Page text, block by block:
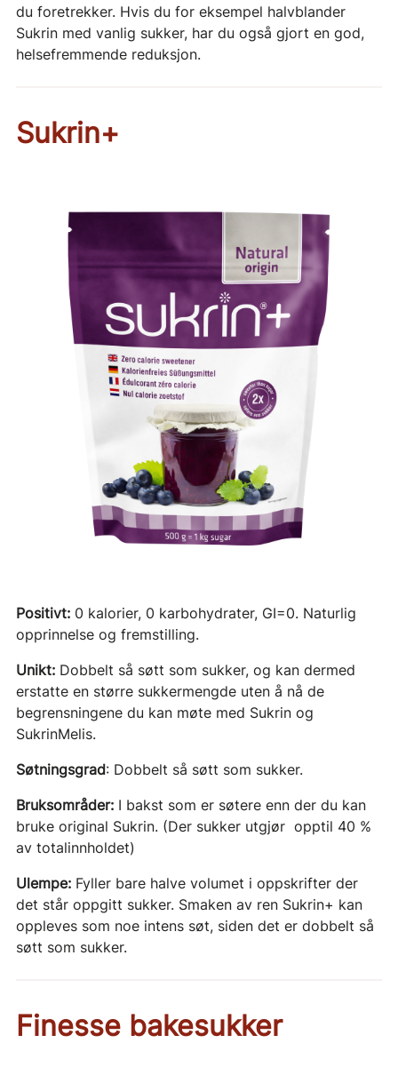
du foretrekker. Hvis du for eksempel halvblander
Sukrin med vanlig sukker, har du også gjort en god,
helsefremmende reduksjon.
Sukrin+
Positivt:0 kalorier, 0 karbohydrater, GI=0. Naturlig
opprinnelse og fremstilling.
Unikt:Dobbelt så søtt som sukker, og kan dermed
erstatte en større sukkermengde uten å nå de
begrensningene du kan møte med Sukrin og
SukrinMelis.
Søtningsgrad: Dobbelt så søtt som sukker.
Bruksområder: I bakst som er søtere enn der du kan
bruke original Sukrin. (Der sukker utgjør opptil 40 %
av totalinnholdet)
Ulempe:Fyller bare halve volumet i oppskrifter der
det står oppgitt sukker. Smaken av ren Sukrin+ kan
oppleves som noe intens søt, siden det er dobbelt så
søtt som sukker.
Finesse bakesukker